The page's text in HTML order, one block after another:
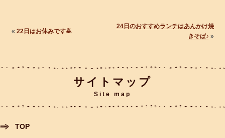
« 22日はお休みです🙇
24日のおすすめランチはあんかけ焼
きそば♪ »
サイトマップ
Site map
TOP